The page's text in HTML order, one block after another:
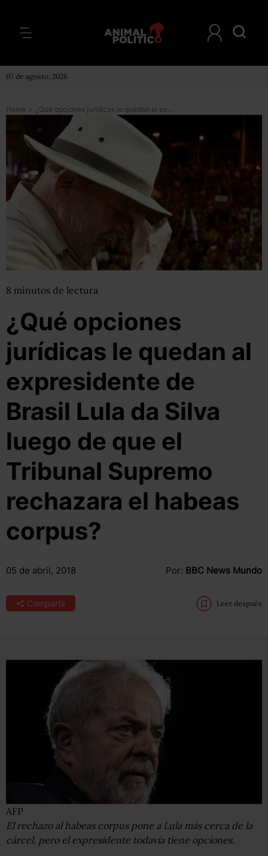
07 de agosto, 2026
Home > ¿Qué opciones jurídicas le quedan al expresidente de Brasil Lula da Silva luego de que el Tribunal Supremo rechazara el habeas corpus?
8 minutos de lectura
¿Qué opciones
jurídicas le quedan al
expresidente de
Brasil Lula da Silva
luego de que el
Tribunal Supremo
rechazara el habeas
corpus?
05 de abril, 2018 Por: BBC News Mundo
Compartir Leer después
AFP
El rechazo al habeas corpus pone a Lula más cerca de la
cárcel, pero el expresidente todavía tiene opciones.